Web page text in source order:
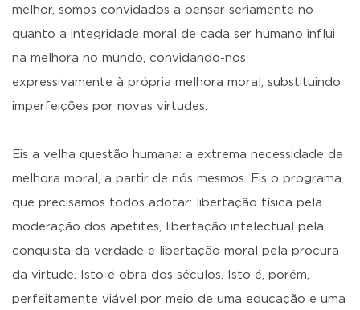
melhor, somos convidados a pensar seriamente no
quanto a integridade moral de cada ser humano influi
na melhora no mundo, convidando-nos
expressivamente à própria melhora moral, substituindo
imperfeições por novas virtudes.
Eis a velha questão humana: a extrema necessidade da
melhora moral, a partir de nós mesmos. Eis o programa
que precisamos todos adotar: libertação física pela
moderação dos apetites, libertação intelectual pela
conquista da verdade e libertação moral pela procura
da virtude. Isto é obra dos séculos. Isto é, porém,
perfeitamente viável por meio de uma educação e uma